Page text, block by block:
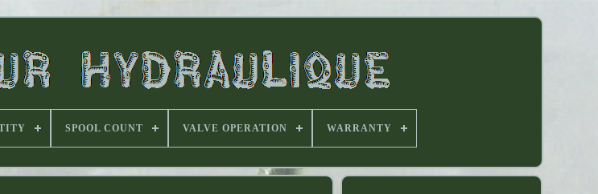
SPOOL COUNT VALVE OPERATION WARRANTY